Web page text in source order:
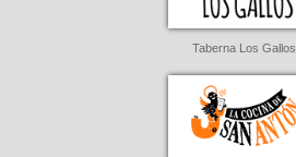
Taberna Los Gallos